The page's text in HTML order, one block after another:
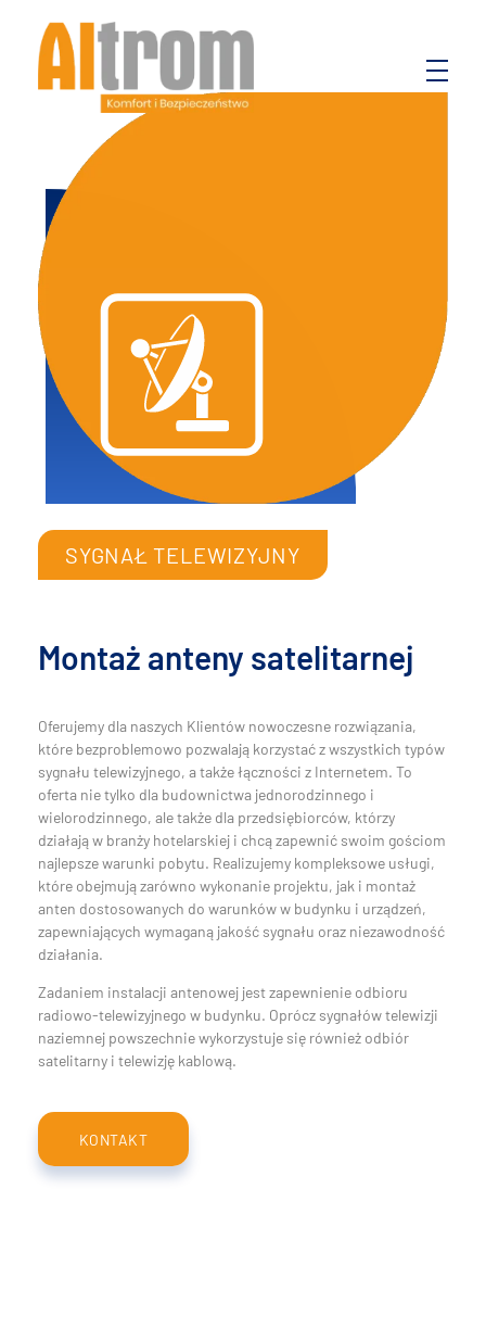
SYGNAŁ TELEWIZYJNY
Montaż anteny satelitarnej
Oferujemy dla naszych Klientów nowoczesne rozwiązania,
które bezproblemowo pozwalają korzystać z wszystkich typów
sygnału telewizyjnego, a także łączności z Internetem. To
oferta nie tylko dla budownictwa jednorodzinnego i
wielorodzinnego, ale także dla przedsiębiorców, którzy
działają w branży hotelarskiej i chcą zapewnić swoim gościom
najlepsze warunki pobytu. Realizujemy kompleksowe usługi,
które obejmują zarówno wykonanie projektu, jak i montaż
anten dostosowanych do warunków w budynku i urządzeń,
zapewniających wymaganą jakość sygnału oraz niezawodność
działania.
Zadaniem instalacji antenowej jest zapewnienie odbioru
radiowo-telewizyjnego w budynku. Oprócz sygnałów telewizji
naziemnej powszechnie wykorzystuje się również odbiór
satelitarny i telewizję kablową.
KONTAKT